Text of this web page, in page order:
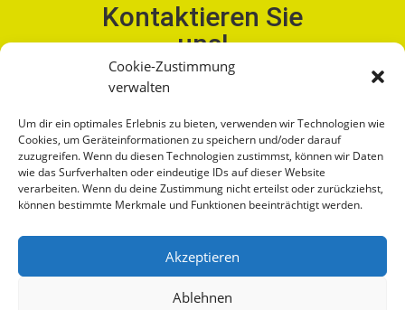
Cookie-Zustimmung
verwalten
Um dir ein optimales Erlebnis zu bieten, verwenden wir Technologien wie
Cookies, um Geräteinformationen zu speichern und/oder darauf
zuzugreifen. Wenn du diesen Technologien zustimmst, können wir Daten
wie das Surfverhalten oder eindeutige IDs auf dieser Website
verarbeiten. Wenn du deine Zustimmung nicht erteilst oder zurückziehst,
können bestimmte Merkmale und Funktionen beeinträchtigt werden.
Akzeptieren
Ablehnen
Kontaktieren Sie
uns!
Wir beraten Sie gerne!
DATENSCHUTZ